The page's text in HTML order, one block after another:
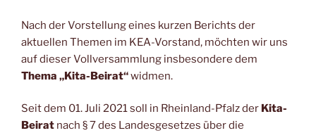
Nach der Vorstellung eines kurzen Berichts der
aktuellen Themen im KEA-Vorstand, möchten wir uns
auf dieser Vollversammlung insbesondere dem
Thema „Kita-Beirat“widmen.
Seit dem 01. Juli 2021 soll in Rheinland-Pfalz der Kita-
Beirat nach § 7 des Landesgesetzes über die